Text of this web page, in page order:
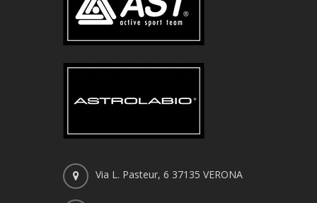
Via L. Pasteur, 6 37135 VERONA